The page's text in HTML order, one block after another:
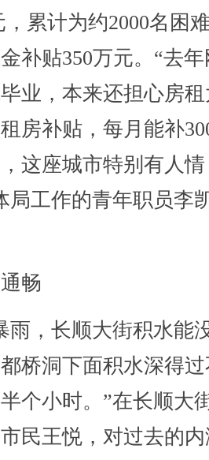
累计为约2000名困
补贴350万元。“去
业，本来还担心房
房补贴，每月能补
这座城市特别有人情
局工作的青年职员李
畅
，长顺大街积水能
桥洞下面积水深得
个小时。”在长顺大
民王悦，对过去的